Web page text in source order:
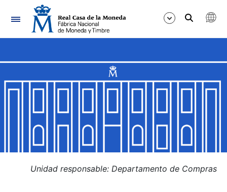
Navegación
Mostrar/Ocultar
Mostrar/Ocultar
Mostrar/Ocultar
Unidad responsable: Departamento de Compras